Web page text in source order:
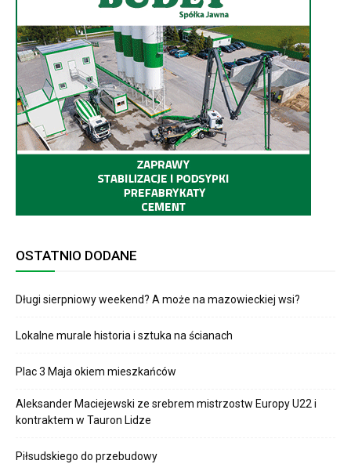
OSTATNIO DODANE
Długi sierpniowy weekend? A może na mazowieckiej wsi?
Lokalne murale historia i sztuka na ścianach
Plac 3 Maja okiem mieszkańców
Aleksander Maciejewski ze srebrem mistrzostw Europy U22 i
kontraktem w Tauron Lidze
Piłsudskiego do przebudowy